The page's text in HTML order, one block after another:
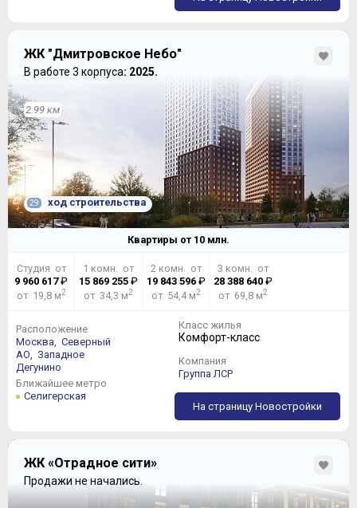
ЖК "Дмитровское Небо"
В работе 3 корпуса: 2025.
2.99 км
29 ход строительства
Квартиры от 10 млн.
Студия от
9 960 617₽
от 19,8 м2
1 комн. от
15 869 255 ₽
от 34,3 м2
2 комн. от
19 843 596₽
от 54,4 м2
3 комн. от
28 388 640 ₽
от 69,8 м2
Расположение
Москва, Северный
АО, Западное
Дегунино
Ближайшее метро
Селигерская
Класс жилья
Комфорт-класс
Компания
Группа ЛСР
На страницу Новостройки
ЖК «Отрадное сити»
Продажи не начались.